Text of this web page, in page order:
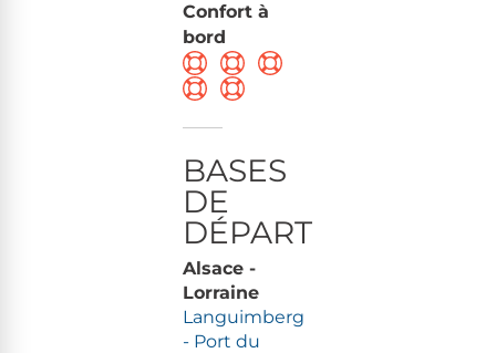
Confort à
bord
BASES
DE
DÉPART
Alsace -
Lorraine
Languimberg
- Port du